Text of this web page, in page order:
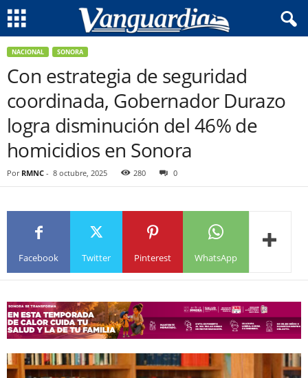
NACIONAL SONORA
Con estrategia de seguridad
coordinada, Gobernador Durazo
logra disminución del 46% de
homicidios en Sonora
Por RMNC - 8 octubre, 2025 280 0
Facebook Twitter Pinterest WhatsApp